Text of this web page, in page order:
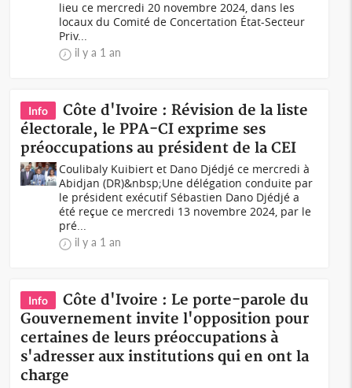
lieu ce mercredi 20 novembre 2024, dans les
locaux du Comité de Concertation État-Secteur
Priv...
il y a 1 an
Info
Côte d'Ivoire : Révision de la liste
électorale, le PPA-CI exprime ses
préoccupations au président de la CEI
Coulibaly Kuibiert et Dano Djédjé ce mercredi à
Abidjan (DR)&nbsp;Une délégation conduite par
le président exécutif Sébastien Dano Djédjé a
été reçue ce mercredi 13 novembre 2024, par le
pré...
il y a 1 an
Info
Côte d'Ivoire : Le porte-parole du
Gouvernement invite l'opposition pour
certaines de leurs préoccupations à
s'adresser aux institutions qui en ont la
charge